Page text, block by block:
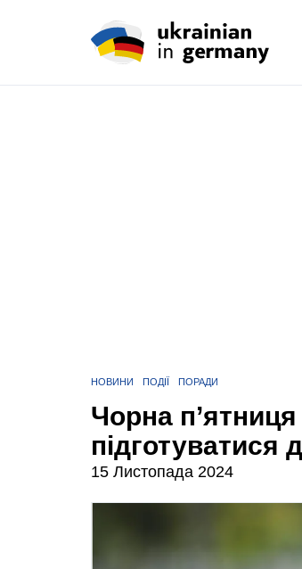
НОВИНИ ПОДІЇ ПОРАДИ
Чорна п’ятниця
підготуватися
15 Листопада 2024